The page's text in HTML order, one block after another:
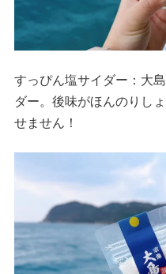
すっぴん塩サイダー：大
ダー。後味がほんのりし
せません！